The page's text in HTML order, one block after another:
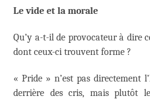
Le vide et la morale
Qu’y a-t-il de provocateur à dire
dont ceux-ci trouvent forme ?
« Pride » n’est pas directement
derrière des cris, mais plutôt